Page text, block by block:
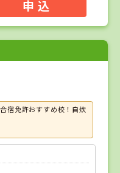
申 込
合宿免許おすすめ校！自炊